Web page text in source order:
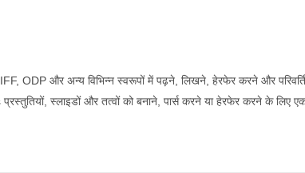
और अन्य विभिन्न स्वरूपों में पढ़ने, लिखने, हेरफेर करने और
स्लाइडों और तत्वों को बनाने, पार्स करने या हेरफेर करने के लिए